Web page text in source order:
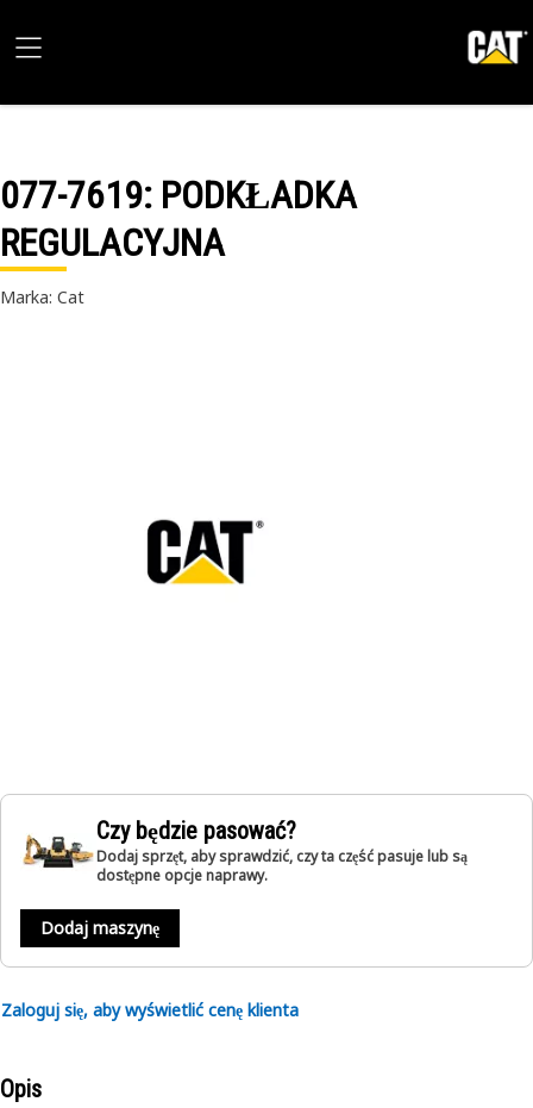
077-7619: PODKŁADKA
REGULACYJNA
Marka: Cat
Czy będzie pasować?
Dodaj sprzęt, aby sprawdzić, czy ta część pasuje lub są
dostępne opcje naprawy.
Dodaj maszynę
Zaloguj się, aby wyświetlić cenę klienta
Opis